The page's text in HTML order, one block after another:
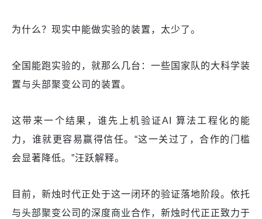
为什么？现实中能做实验的装置，太少了。
全国能跑实验的，就那么几台：一些国家队的大科学装
置与头部聚变公司的装置。
这带来一个结果，谁先上机验证AI 算法工程化的能
力，谁就更容易赢得信任。“这一关过了，合作的门槛
会显著降低。”汪跃解释。
目前，新烛时代正处于这一闭环的验证落地阶段。依托
与头部聚变公司的深度商业合作，新烛时代正正致力于